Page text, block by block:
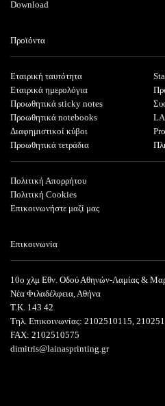
Download
Προϊόντα
Εταιρική ταυτότητα
Εταιρικά ημερολόγια
Προωθητικά sticky notes
Προωθητικά notebooks
Διαφημιστικοί κύβοι
Προωθητικά τετράδια
Πολιτική Απορρήτου
Πολιτική Cookies
Επικοινωνήστε μαζί μας
Επικοινωνία
10ο χλμ Εθν. Οδού Αθηνών-Λαμίας &
Νέα Φιλαδέλφεια, Αθήνα
T.K. 143 42
Τηλ. Επικοινωνίας: 2102510115,
FAX: 2102510575
dimitris@lainasprinting.gr